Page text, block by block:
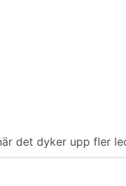
det dyker upp fler